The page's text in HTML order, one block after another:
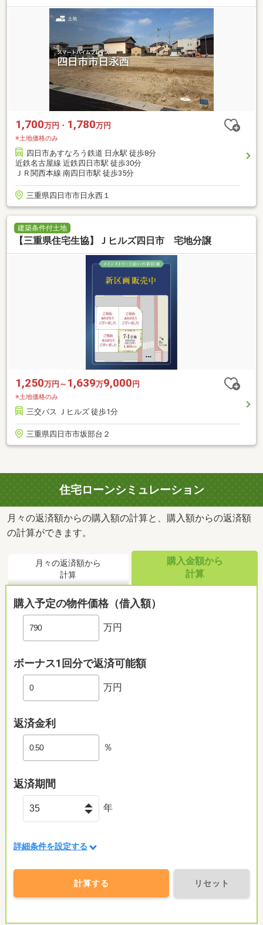
1,700万円・ 1,780万円
※土地価格のみ
四日市あすなろう鉄道 日永駅 徒歩8分
近鉄名古屋線 近鉄四日市駅 徒歩30分
ＪＲ関西本線 南四日市駅 徒歩35分
三重県四日市市日永西１
建築条件付土地
【三重県住宅生協】Ｊヒルズ四日市 宅地分譲
1,250万円～ 1,639万9,000 円
※土地価格のみ
三交バス Ｊヒルズ 徒歩1分
三重県四日市市坂部台２
住宅ローンシミュレーション
月々の返済額からの購入額の計算と、購入額からの返済額
の計算ができます。
月々の返済額から
計算
購入金額から
計算
購入予定の物件価格（借入額）
万円
ボーナス1回分で返済可能額
万円
返済金利
％
返済期間
年
詳細条件を設定する
計算する リセット